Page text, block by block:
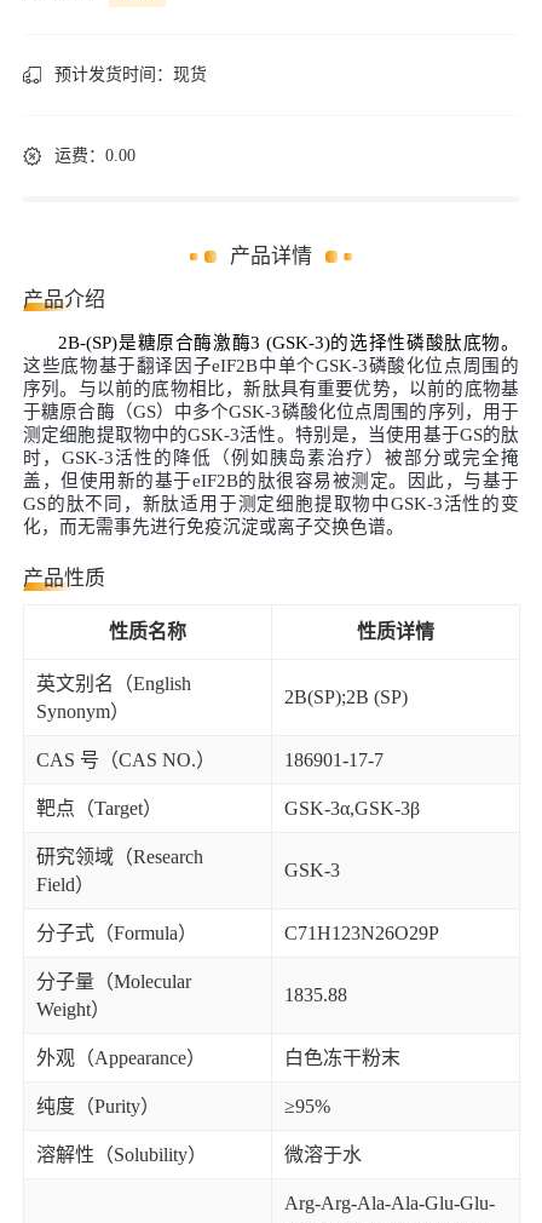
预计发货时间： 现货
运费：0.00
产品详情
产品介绍
2B-(SP)是糖原合酶激酶3 (GSK-3)的选择性磷酸肽底物。
这些底物基于翻译因子eIF2B中单个GSK-3磷酸化位点周围的
序列。与以前的底物相比，新肽具有重要优势，以前的底物基
于糖原合酶（GS）中多个GSK-3磷酸化位点周围的序列，用于
测定细胞提取物中的GSK-3活性。特别是，当使用基于GS的肽
时， GSK-3活性的降低（例如胰岛素治疗）被部分或完全掩
盖，但使用新的基于eIF2B的肽很容易被测定。因此，与基于
GS的肽不同，新肽适用于测定细胞提取物中GSK-3活性的变
化，而无需事先进行免疫沉淀或离子交换色谱。
产品性质
性质名称 性质详情
英文别名（English
Synonym）
2B(SP);2B (SP)
CAS 号（CAS NO.） 186901-17-7
靶点（Target） GSK-3α,GSK-3β
研究领域（Research
Field）
GSK-3
分子式（Formula） C71H123N26O29P
分子量（Molecular
Weight）
1835.88
外观（Appearance） 白色冻干粉末
纯度（Purity） ≥95%
溶解性（Solubility） 微溶于水
Arg-Arg-Ala-Ala-Glu-Glu-